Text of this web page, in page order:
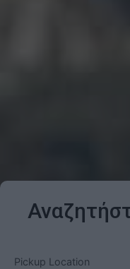
Pickup Location